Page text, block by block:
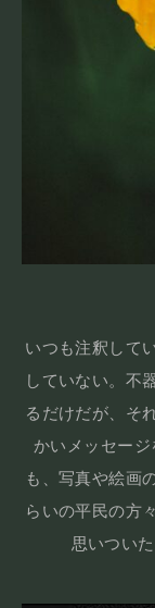
いつも注釈して
していない。不
るだけだが、そ
かいメッセー
も、写真や絵画
らいの平民の方
思いつい